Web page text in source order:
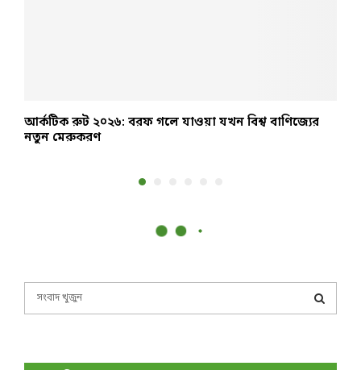
আর্কটিক রুট ২০২৬: বরফ গলে যাওয়া যখন বিশ্ব বাণিজ্যের
নতুন মেরুকরণ
E